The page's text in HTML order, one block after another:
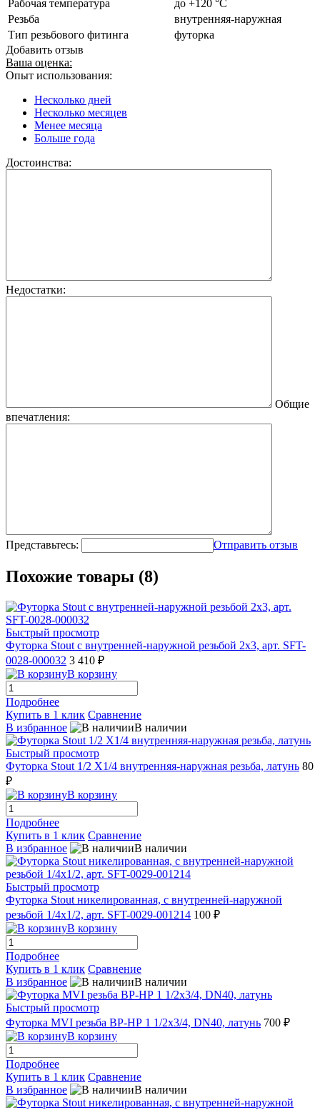
Рабочая температура
до +120 °C
Резьба
внутренняя-наружная
Тип резьбового фитинга
футорка
Добавить отзыв
Ваша оценка:
Опыт использования:
Несколько дней
Несколько месяцев
Менее месяца
Больше года
Достоинства:
Недостатки:
Общие
впечатления:
Представьтесь: Отправить отзыв
Похожие товары (8)
Быстрый просмотр
Футорка Stout с внутренней-наружной резьбой 2х3, арт. SFT-
0028-000032 3 410 ₽
В корзину
Подробнее
Купить в 1 клик Сравнение
В избранное
В наличии
Быстрый просмотр
Футорка Stout 1/2 X1/4 внутренняя-наружная резьба, латунь 80
₽
В корзину
Подробнее
Купить в 1 клик Сравнение
В избранное
В наличии
Быстрый просмотр
Футорка Stout никелированная, с внутренней-наружной
резьбой 1/4х1/2, арт. SFT-0029-001214 100 ₽
В корзину
Подробнее
Купить в 1 клик Сравнение
В избранное
В наличии
Быстрый просмотр
Футорка MVI резьба ВР-НР 1 1/2х3/4, DN40, латунь 700 ₽
В корзину
Подробнее
Купить в 1 клик Сравнение
В избранное
В наличии